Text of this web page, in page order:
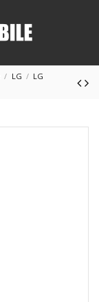
LG
LG